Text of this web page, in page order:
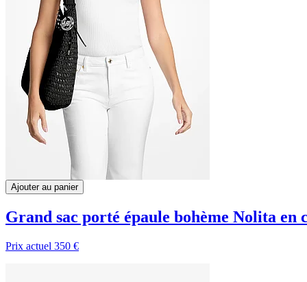
Ajouter au panier
Grand sac porté épaule bohème Nolita en
Prix actuel 350 €